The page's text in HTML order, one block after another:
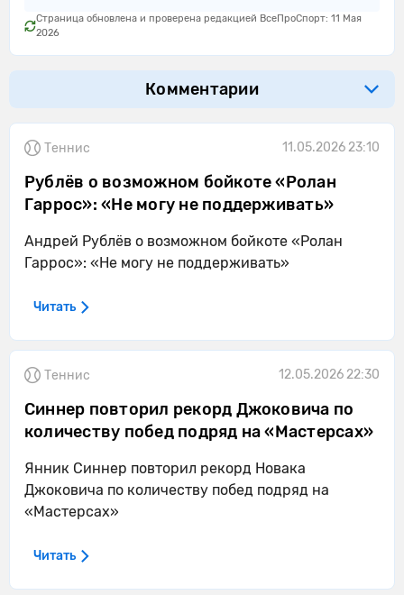
Страница обновлена и проверена редакцией ВсеПроСпорт: 11 Мая
2026
Комментарии
Теннис 11.05.2026 23:10
Рублёв о возможном бойкоте «Ролан
Гаррос»: «Не могу не поддерживать»
Андрей Рублёв о возможном бойкоте «Ролан
Гаррос»: «Не могу не поддерживать»
Читать
Теннис 12.05.2026 22:30
Синнер повторил рекорд Джоковича по
количеству побед подряд на «Мастерсах»
Янник Синнер повторил рекорд Новака
Джоковича по количеству побед подряд на
«Мастерсах»
Читать